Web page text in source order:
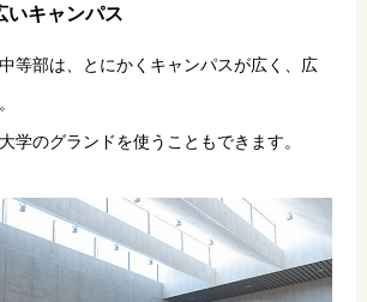
いキャンパス
等部は、とにかくキャンパスが広く、広
学のグランドを使うこともできます。